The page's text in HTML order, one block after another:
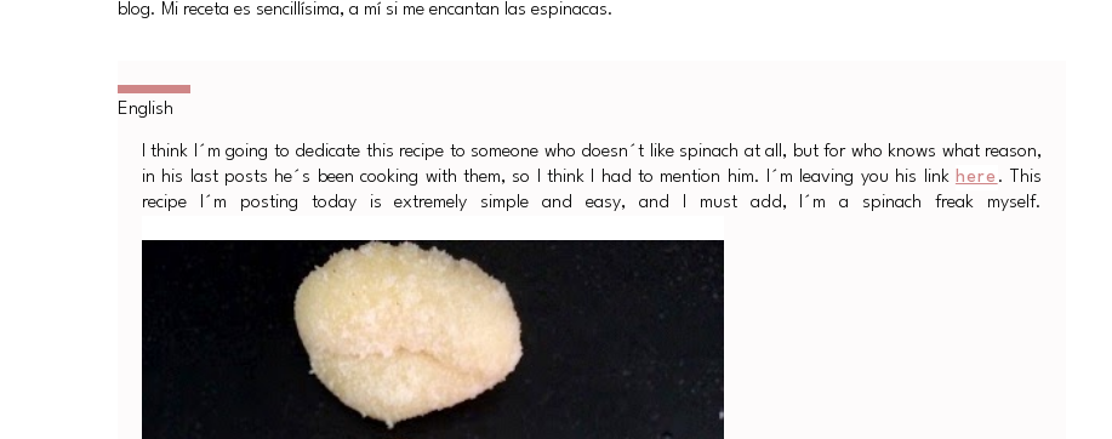
blog. Mi receta es sencillísima, a mí si me encantan las espinacas.
I think I´m going to dedicate this recipe to someone who doesn´t like spinach at all, but for who knows what reason,
in his last posts he´s been cooking with them, so I think I had to mention him. I´m leaving you his link here . This
recipe I´m posting today is extremely simple and easy, and I must add, I´m a spinach freak myself.